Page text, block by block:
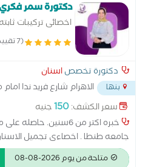
دكتورة سمر
اخصائى تركيبات ثابته
(7 تقييم)
دكتورة تخصصاسنان
بنها الاهرام شارع فريد ندا
سعر الكشف:150جنيه
خبره اكتر من 6سنين.
جامعه طنطا . اخصاءى تجميل
البريطانيه العامه سنه 2017
متاحة من يوم 2026-08-08